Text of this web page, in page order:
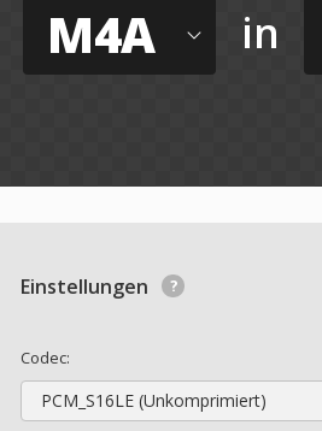
M4A in
Einstellungen
Codec:
PCM_S16LE (Unkomprimiert)